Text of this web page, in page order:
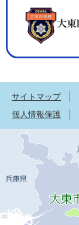
サイトマップ
個人情報保護